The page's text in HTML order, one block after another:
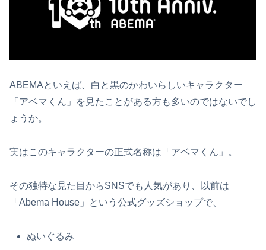
ABEMAといえば、白と黒のかわいらしいキャラクター
「アベマくん」を見たことがある方も多いのではないでし
ょうか。
実はこのキャラクターの正式名称は「アベマくん」。
その独特な見た目からSNSでも人気があり、以前は
「Abema House」という公式グッズショップで、
ぬいぐるみ